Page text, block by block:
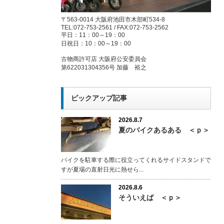
〒563-0014 大阪府池田市木部町534-8
TEL:072-753-2561 / FAX:072-753-2562
平日：11：00～19：00
日祝日：10：00～19：00
古物商許可店 大阪府公安委員会
第622031304356号 加藤 裕之
ピックアップ記事
2026.8.7
夏のバイクあるある ＜ｐ＞
バイクを駐車する際に役立ってくれるサイドスタンドで
すが夏場の直射日光に熱せら...
2026.8.6
そういえば ＜ｐ＞